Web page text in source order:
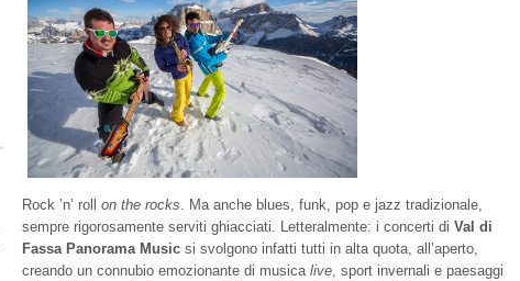
Rock ’n’ roll on the rocks. Ma anche blues, funk, pop e jazz tradizionale,
sempre rigorosamente serviti ghiacciati. Letteralmente: i concerti di Val di
Fassa Panorama Music si svolgono infatti tutti in alta quota, all’aperto,
creando un connubio emozionante di musica live, sport invernali e paesaggi